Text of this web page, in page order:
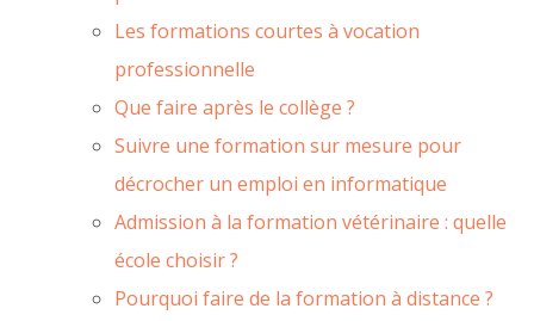
Les formations courtes à vocation
professionnelle
Que faire après le collège ?
Suivre une formation sur mesure pour
décrocher un emploi en informatique
Admission à la formation vétérinaire : quelle
école choisir ?
Pourquoi faire de la formation à distance ?